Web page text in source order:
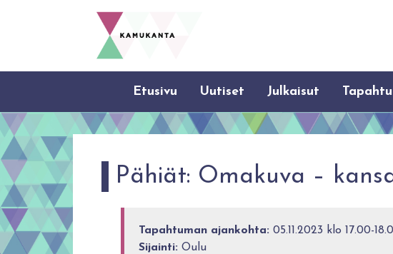
Etusivu Uutiset Julkaisut
Pähiät: Omakuva –
Tapahtuman ajankohta: 05.11.2023 klo 17.00-
Sijainti: Oulu